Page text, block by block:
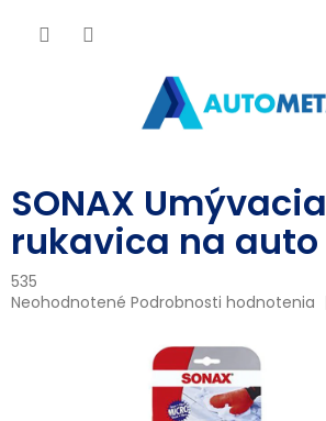
SONAX Umývacia
rukavica na auto
535
Priemerné
Neohodnotené Podrobnosti hodnotenia